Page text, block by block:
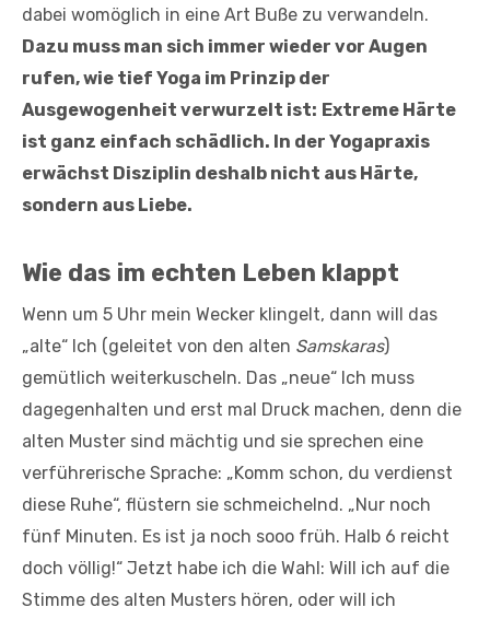
dabei womöglich in eine Art Buße zu verwandeln.
Dazu muss man sich immer wieder vor Augen
rufen, wie tief Yoga im Prinzip der
Ausgewogenheit verwurzelt ist: Extreme Härte
ist ganz einfach schädlich. In der Yogapraxis
erwächst Disziplin deshalb nicht aus Härte,
sondern aus Liebe.
Wie das im echten Leben klappt
Wenn um 5 Uhr mein Wecker klingelt, dann will das
„alte“ Ich (geleitet von den alten Samskaras)
gemütlich weiterkuscheln. Das „neue“ Ich muss
dagegenhalten und erst mal Druck machen, denn die
alten Muster sind mächtig und sie sprechen eine
verführerische Sprache: „Komm schon, du verdienst
diese Ruhe“, flüstern sie schmeichelnd. „Nur noch
fünf Minuten. Es ist ja noch sooo früh. Halb 6 reicht
doch völlig!“ Jetzt habe ich die Wahl: Will ich auf die
Stimme des alten Musters hören, oder will ich